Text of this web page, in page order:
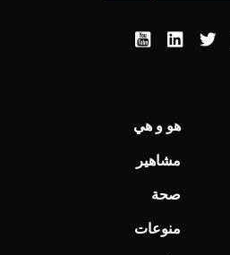
هو و هي
مشاهير
صحة
منوعات